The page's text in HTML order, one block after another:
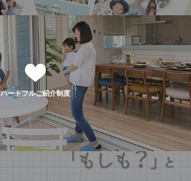
ハートフルご紹介制度